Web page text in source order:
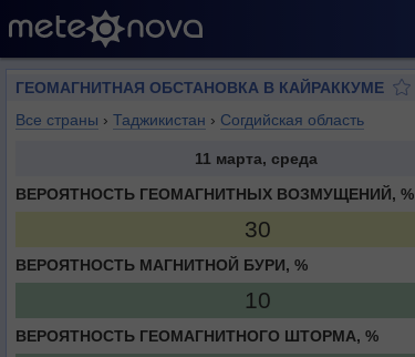
ГЕОМАГНИТНАЯ ОБСТАНОВКА В КАЙРАККУМЕ
Все страны › Таджикистан › Согдийская область
11 марта, среда
ВЕРОЯТНОСТЬ ГЕОМАГНИТНЫХ ВОЗМУЩЕНИЙ, %
30
ВЕРОЯТНОСТЬ МАГНИТНОЙ БУРИ, %
10
ВЕРОЯТНОСТЬ ГЕОМАГНИТНОГО ШТОРМА, %